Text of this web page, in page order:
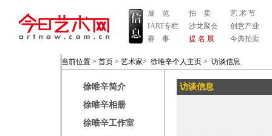
展 览
IART专栏
赛 事
拍 卖
沙龙聚会
提 名 展
艺 术 节
创意产业
今典拍卖
当前位置 > 首页 > 艺术家> 徐唯辛个人主页 > 访谈信息
徐唯辛简介
徐唯辛相册
徐唯辛工作室
访谈信息